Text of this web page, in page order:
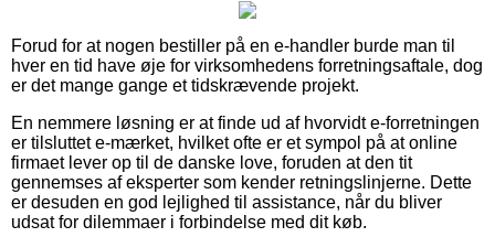
Forud for at nogen bestiller på en e-handler burde man til
hver en tid have øje for virksomhedens forretningsaftale, dog
er det mange gange et tidskrævende projekt.
En nemmere løsning er at finde ud af hvorvidt e-forretningen
er tilsluttet e-mærket, hvilket ofte er et sympol på at online
firmaet lever op til de danske love, foruden at den tit
gennemses af eksperter som kender retningslinjerne. Dette
er desuden en god lejlighed til assistance, når du bliver
udsat for dilemmaer i forbindelse med dit køb.